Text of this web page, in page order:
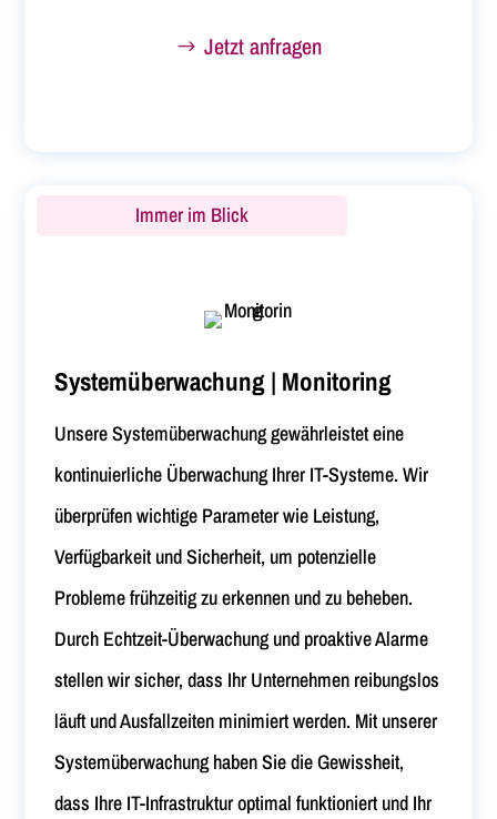
Jetzt anfragen
Immer im Blick
Systemüberwachung | Monitoring
Unsere Systemüberwachung gewährleistet eine
kontinuierliche Überwachung Ihrer IT-Systeme. Wir
überprüfen wichtige Parameter wie Leistung,
Verfügbarkeit und Sicherheit, um potenzielle
Probleme frühzeitig zu erkennen und zu beheben.
Durch Echtzeit-Überwachung und proaktive Alarme
stellen wir sicher, dass Ihr Unternehmen reibungslos
läuft und Ausfallzeiten minimiert werden. Mit unserer
Systemüberwachung haben Sie die Gewissheit,
dass Ihre IT-Infrastruktur optimal funktioniert und Ihr